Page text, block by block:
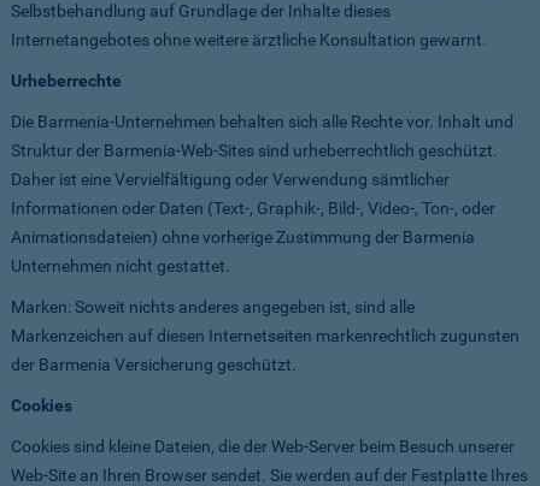
Selbstbehandlung auf Grundlage der Inhalte dieses
Internetangebotes ohne weitere ärztliche Konsultation gewarnt.
Urheberrechte
Die Barmenia-Unternehmen behalten sich alle Rechte vor. Inhalt und
Struktur der Barmenia-Web-Sites sind urheberrechtlich geschützt.
Daher ist eine Vervielfältigung oder Verwendung sämtlicher
Informationen oder Daten (Text-, Graphik-, Bild-, Video-, Ton-, oder
Animationsdateien) ohne vorherige Zustimmung der Barmenia
Unternehmen nicht gestattet.
Marken: Soweit nichts anderes angegeben ist, sind alle
Markenzeichen auf diesen Internetseiten markenrechtlich zugunsten
der Barmenia Versicherung geschützt.
Cookies
Cookies sind kleine Dateien, die der Web-Server beim Besuch unserer
Web-Site an Ihren Browser sendet. Sie werden auf der Festplatte Ihres